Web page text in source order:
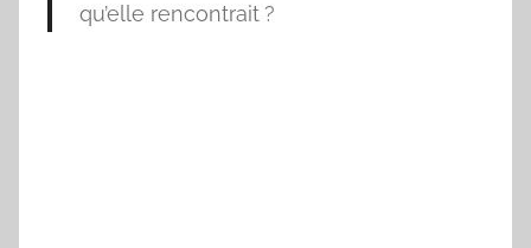
qu’elle rencontrait ?